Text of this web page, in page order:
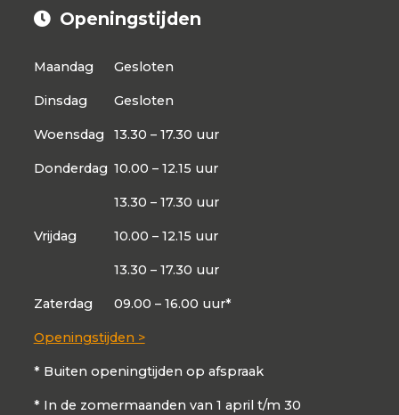
Openingstijden
Maandag Gesloten
Dinsdag Gesloten
Woensdag 13.30 – 17.30 uur
Donderdag 10.00 – 12.15 uur
13.30 – 17.30 uur
Vrijdag 10.00 – 12.15 uur
13.30 – 17.30 uur
Zaterdag 09.00 – 16.00 uur*
Openingstijden >
* Buiten openingtijden op afspraak
* In de zomermaanden van 1 april t/m 30